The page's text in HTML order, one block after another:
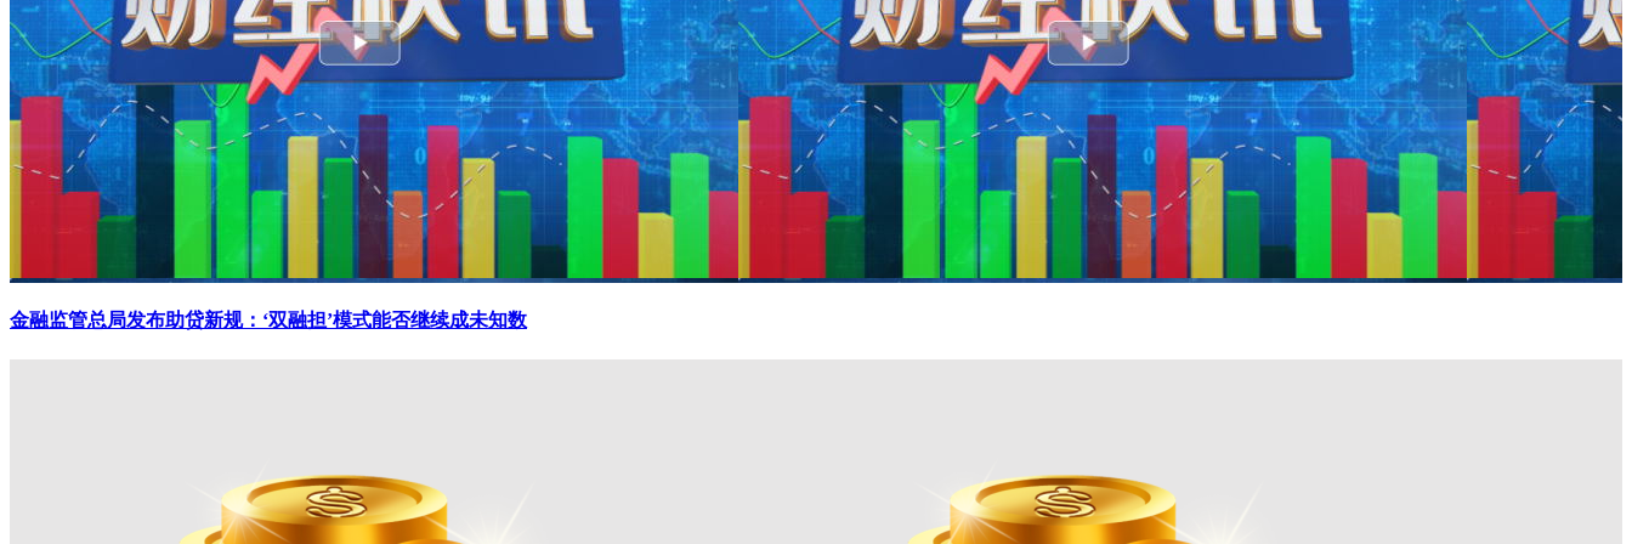
金融监管总局发布助贷新规：‘双融担’模式能否继续成未知数